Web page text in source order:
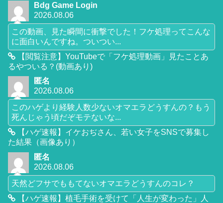
Bdg Game Login
2026.08.06
この動画、見た瞬間に衝撃でした！フケ処理ってこんな
に面白いんですね。ついつい...
【閲覧注意】YouTubeで「フケ処理動画」見たことあ
るやついる？(動画あり)
匿名
2026.08.06
このハゲより経験人数少ないオマエラどうすんの？もう
死んじゃう頃だぞモテないな...
【ハゲ速報】イケおぢさん、若い女子をSNSで募集し
た結果（画像あり）
匿名
2026.08.06
天然どフサでももてないオマエラどうすんのコレ？
【ハゲ速報】植毛手術を受けて「人生が変わった」人